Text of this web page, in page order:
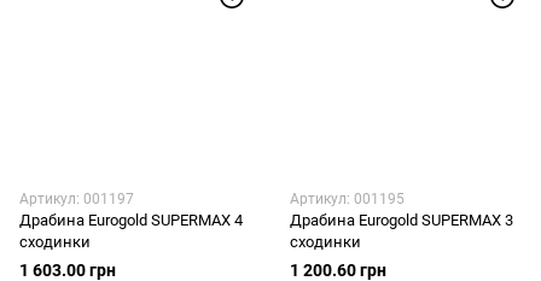
Артикул: 001197
Драбина Eurogold SUPERMAX 4
сходинки
1 603.00 грн
Артикул: 001195
Драбина Eurogold SUPERMAX 3
сходинки
1 200.60 грн